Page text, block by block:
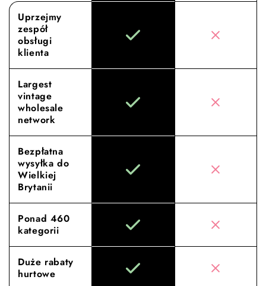
Uprzejmy
zespół
obsługi
klienta
Largest
vintage
wholesale
network
Bezpłatna
wysyłka do
Wielkiej
Brytanii
Ponad 460
kategorii
Duże rabaty
hurtowe